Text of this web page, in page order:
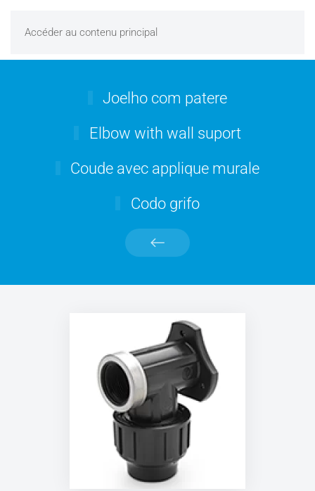
Accéder au contenu principal
Joelho com patere
Elbow with wall suport
Coude avec applique murale
Codo grifo